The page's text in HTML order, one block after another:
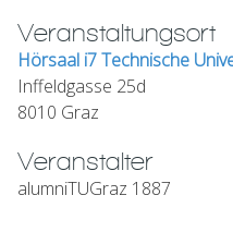
Veranstaltungsort
Hörsaal i7 Technische
Inffeldgasse 25d
8010 Graz
Veranstalter
alumniTUGraz 1887